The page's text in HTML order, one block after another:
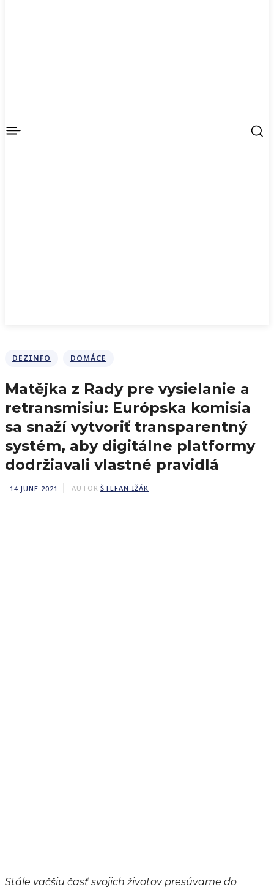
DEZINFO DOMÁCE
Matějka z Rady pre vysielanie a
retransmisiu: Európska komisia
sa snaží vytvoriť transparentný
systém, aby digitálne platformy
dodržiavali vlastné pravidlá
14 JUNE 2021 AUTOR ŠTEFAN IŽÁK
Stále väčšiu časť svojich životov presúvame do